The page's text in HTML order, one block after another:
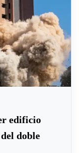
edificio
doble